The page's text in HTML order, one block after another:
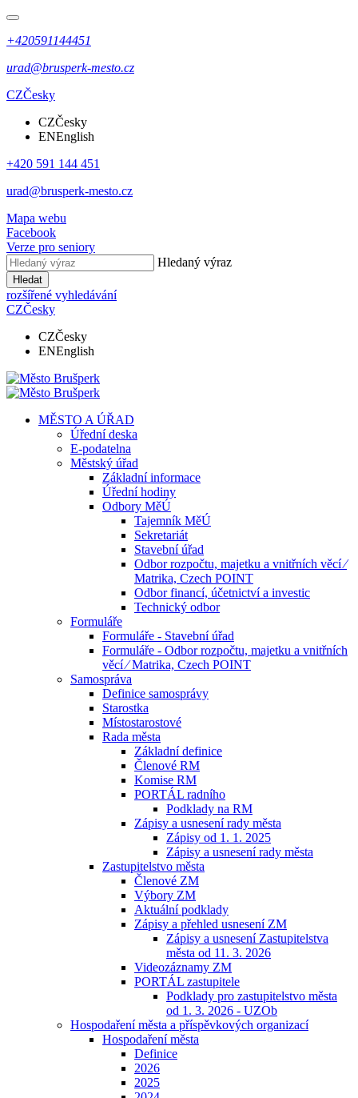
+420591144451
urad@brusperk-mesto.cz
CZČesky
CZČesky
ENEnglish
+420 591 144 451
urad@brusperk-mesto.cz
Mapa webu
Facebook
Verze pro seniory
Hledaný výraz
Hledat
rozšířené vyhledávání
CZČesky
CZČesky
ENEnglish
MĚSTO A ÚŘAD
Úřední deska
E-podatelna
Městský úřad
Základní informace
Úřední hodiny
Odbory MěÚ
Tajemník MěÚ
Sekretariát
Stavební úřad
Odbor rozpočtu, majetku a vnitřních věcí ⁄
Matrika, Czech POINT
Odbor financí, účetnictví a investic
Technický odbor
Formuláře
Formuláře - Stavební úřad
Formuláře - Odbor rozpočtu, majetku a vnitřních
věcí ⁄ Matrika, Czech POINT
Samospráva
Definice samosprávy
Starostka
Místostarostové
Rada města
Základní definice
Členové RM
Komise RM
PORTÁL radního
Podklady na RM
Zápisy a usnesení rady města
Zápisy od 1. 1. 2025
Zápisy a usnesení rady města
Zastupitelstvo města
Členové ZM
Výbory ZM
Aktuální podklady
Zápisy a přehled usnesení ZM
Zápisy a usnesení Zastupitelstva
města od 11. 3. 2026
Videozáznamy ZM
PORTÁL zastupitele
Podklady pro zastupitelstvo města
od 1. 3. 2026 - UZOb
Hospodaření města a příspěvkových organizací
Hospodaření města
Definice
2026
2025